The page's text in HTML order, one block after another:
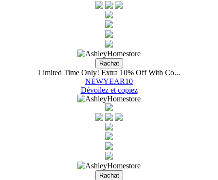
Limited Time Only! Extra 10% Off With Co...
NEWYEAR10
Dévoilez et copiez